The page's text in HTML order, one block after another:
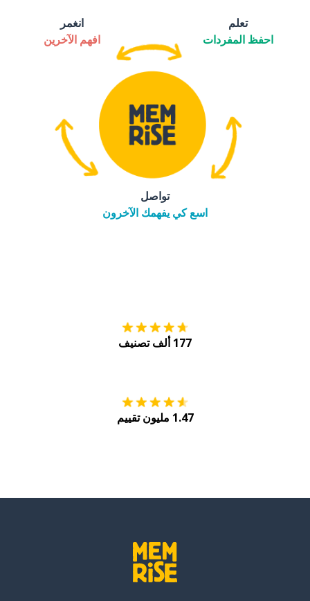
تعلم
احفظ المفردات
انغمر
افهم الآخرين
تواصل
اسع كي يفهمك الآخرون
177 ألف تصنيف
1.47 مليون تقييم